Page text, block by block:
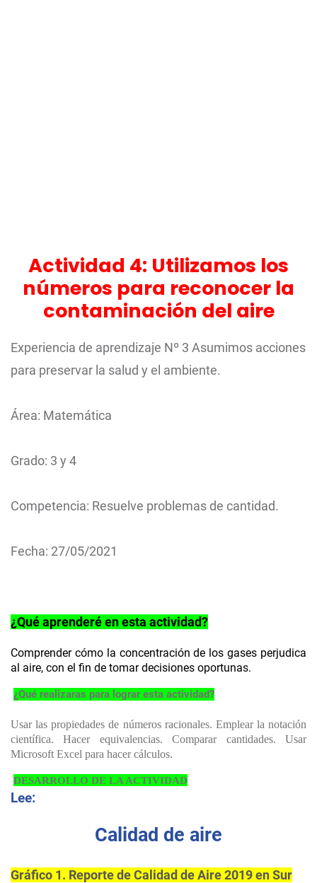
Actividad 4: Utilizamos los
números para reconocer la
contaminación del aire
Experiencia de aprendizaje Nº 3 Asumimos acciones
para preservar la salud y el ambiente.
Área: Matemática
Grado: 3 y 4
Competencia: Resuelve problemas de cantidad.
Fecha: 27/05/2021
¿Qué aprenderé en esta actividad?
Comprender cómo la concentración de los gases perjudica
al aire, con el fin de tomar decisiones oportunas.
¿Qué realizaras para lograr esta actividad?
Usar las propiedades de números racionales. Emplear la notación
científica. Hacer equivalencias. Comparar cantidades. Usar
Microsoft Excel para hacer cálculos.
DESARROLLO DE LA ACTIVIDAD
Lee:
Calidad de aire
Gráfico 1. Reporte de Calidad de Aire 2019 en Sur